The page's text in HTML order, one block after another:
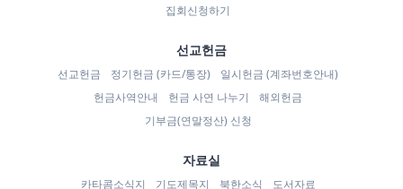
집회신청하기
선교헌금
선교헌금 정기헌금 (카드/통장)
일시헌금 (계좌번호안내)
헌금사역안내
헌금 사연 나누기
해외헌금
기부금(연말정산) 신청
자료실
카타콤소식지 기도제목지 북한소식
도서자료